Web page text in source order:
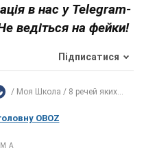
в нас у Telegram-
ведіться на фейки!
Підписатися
Моя Школа 8 речей яких...
OBOZ